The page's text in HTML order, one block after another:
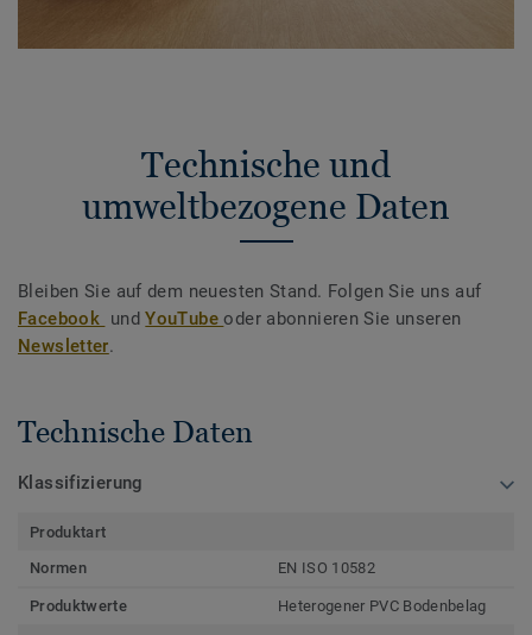
Technische und
umweltbezogene Daten
Bleiben Sie auf dem neuesten Stand. Folgen Sie uns auf
Facebook undYouTubeoder abonnieren Sie unseren
Newsletter.
Technische Daten
Klassifizierung
Produktart
Normen
EN ISO 10582
Produktwerte Heterogener PVC Bodenbelag